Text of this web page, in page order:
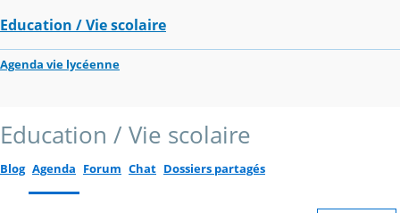
Education / Vie scolaire
Agenda vie lycéenne
Education / Vie scolaire
Blog Agenda Forum Chat Dossiers partagés